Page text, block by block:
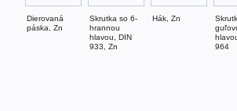
Dierovaná
páska, Zn
Skrutka so 6-
hrannou
hlavou, DIN
933, Zn
Hák, Zn
964